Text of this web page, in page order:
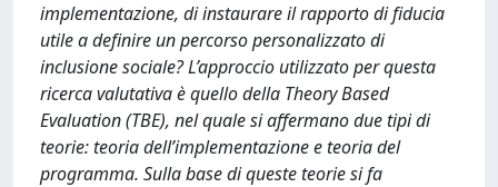
implementazione, di instaurare il rapporto di fiducia
utile a definire un percorso personalizzato di
inclusione sociale? L’approccio utilizzato per questa
ricerca valutativa è quello della Theory Based
Evaluation (TBE), nel quale si affermano due tipi di
teorie: teoria dell’implementazione e teoria del
programma. Sulla base di queste teorie si fa